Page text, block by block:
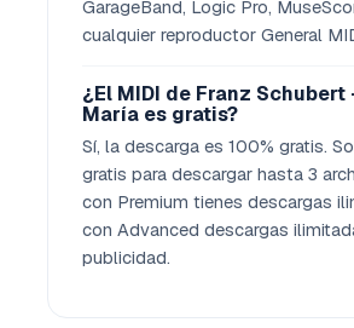
GarageBand, Logic Pro,
cualquier reproductor General
¿El MIDI de Franz Schubert
María es gratis?
Sí, la descarga es 100% gratis.
gratis para descargar hasta 3
con Premium tienes descargas
con Advanced descargas
publicidad.